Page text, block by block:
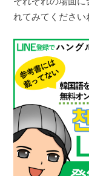
れてみてください